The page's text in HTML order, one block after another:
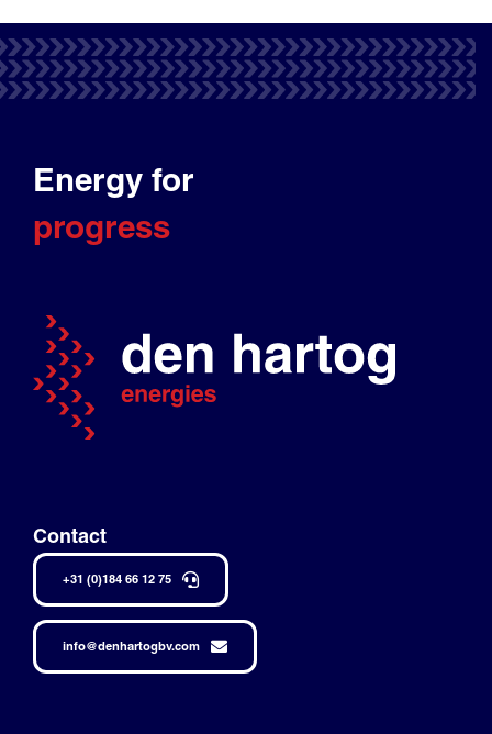
Energy for
progress
Contact
+31 (0)184 66 12 75
info@denhartogbv.com